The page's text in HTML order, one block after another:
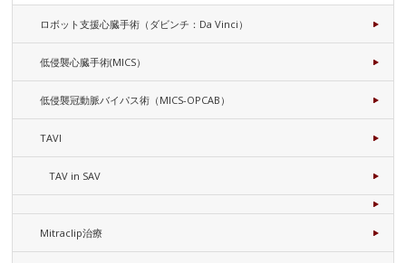
ロボット支援心臓手術（ダビンチ：Da Vinci）
低侵襲心臓手術(MICS）
低侵襲冠動脈バイパス術（MICS-OPCAB）
TAVI
TAV in SAV
Mitraclip治療